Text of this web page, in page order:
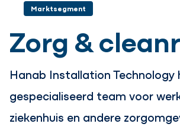
Marktsegment
Zorg &
Hanab Installation Technology
gespecialiseerd team voor
ziekenhuis en andere